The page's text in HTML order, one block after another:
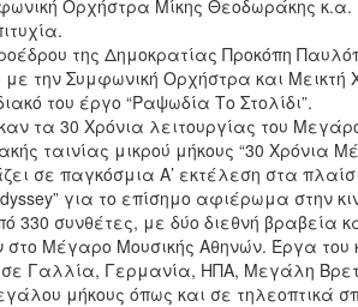
Ορχήστρα Μίκης Θεοδωράκης κ.α.
της Δημοκρατίας Προκόπη
την Συμφωνική Ορχήστρα και Μεικτή
του έργο “Ραψωδία Το Στολίδι”.
τα 30 Χρόνια λειτουργίας του
ταινίας μικρού μήκους “30 Χρόνια
σε παγκόσμια Α’ εκτέλεση στα
για το επίσημο αφιέρωμα στην
συνθέτες, με δύο διεθνή βραβεία
Μέγαρο Μουσικής Αθηνών. Έργα του
σε Γαλλία, Γερμανία, ΗΠΑ, Μεγάλη
μήκους όπως και σε τηλεοπτικά